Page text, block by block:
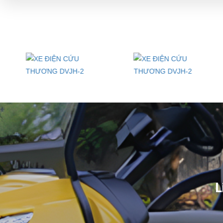
L x W x H
Liên hệ ngay với chúng tôi để sở hữu những chiếc xe điện cứu thương
Bạn nên chọn mua Xe điện sân golf chất lượng giá tốt ở đâu?
Địa chỉbán xe điện sân golf chất lượng cao luôn là nhu cầu tìm
tuy nhiên CÔNG TY TNHH ĐT TM XNK ĐẠI CƯỜNG với nhiều năm
khách hàng bởi đây là đơn vị nhập khẩu xe điện sân golf chính
Xediendulich.com có nhiều mẫu mã phong phú, kiểu dáng đa dạng,